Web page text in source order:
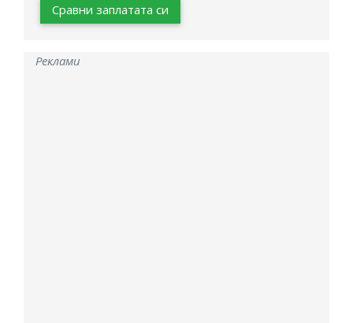
Сравни заплатата си
Реклами